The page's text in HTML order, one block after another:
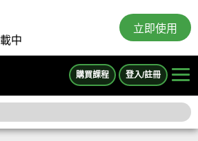
中
立即使用
購買課程 登入/註冊